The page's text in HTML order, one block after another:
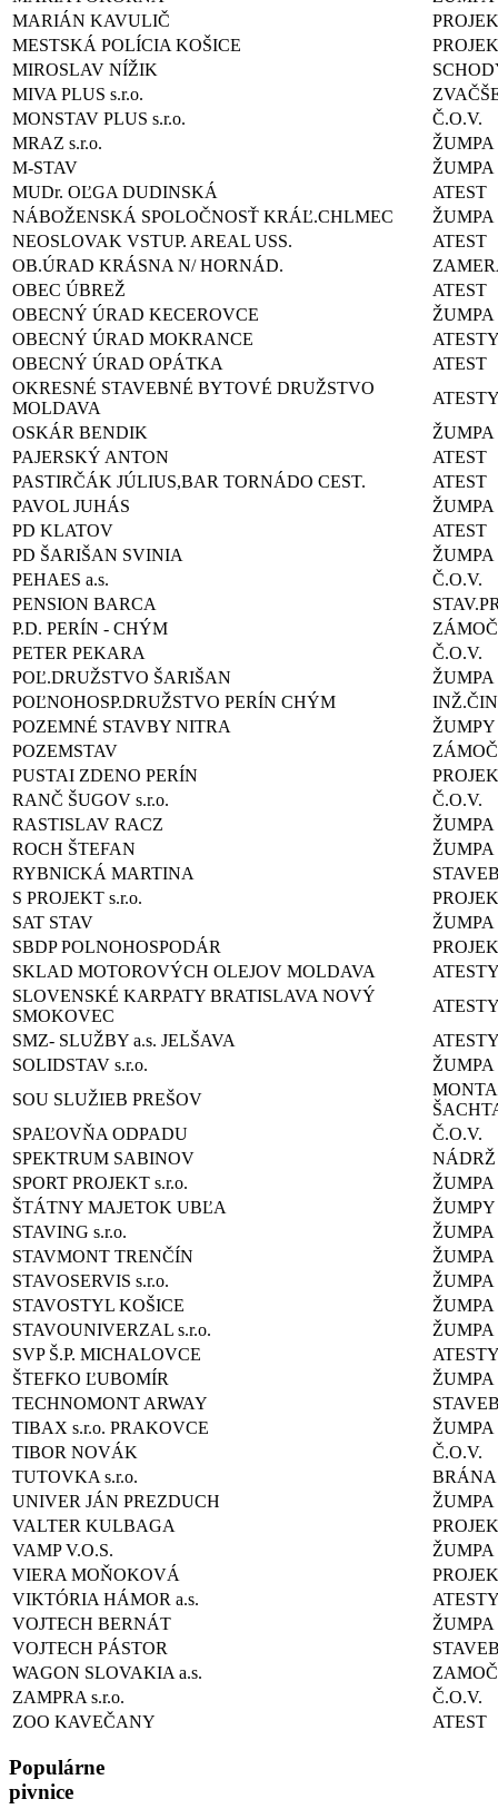
MARIÁN KAVULIČ
MESTSKÁ POLÍCIA KOŠICE
MIROSLAV NÍŽIK
MIVA PLUS s.r.o.
MONSTAV PLUS s.r.o.
Č.O.V.
MRAZ s.r.o.
ŽUMPA
M-STAV
ŽUMPA
MUDr. OĽGA DUDINSKÁ
ATEST
NÁBOŽENSKÁ SPOLOČNOSŤ KRÁĽ.CHLMEC
ŽUMPA
NEOSLOVAK VSTUP. AREAL USS.
ATEST
OB.ÚRAD KRÁSNA N/ HORNÁD.
OBEC ÚBREŽ
ATEST
OBECNÝ ÚRAD KECEROVCE
ŽUMPA
OBECNÝ ÚRAD MOKRANCE
OBECNÝ ÚRAD OPÁTKA
ATEST
OKRESNÉ STAVEBNÉ BYTOVÉ DRUŽSTVO
MOLDAVA
OSKÁR BENDIK
ŽUMPA
PAJERSKÝ ANTON
ATEST
PASTIRČÁK JÚLIUS,BAR TORNÁDO CEST.
ATEST
PAVOL JUHÁS
ŽUMPA
PD KLATOV
ATEST
PD ŠARIŠAN SVINIA
ŽUMPA
PEHAES a.s.
Č.O.V.
PENSION BARCA
P.D. PERÍN - CHÝM
PETER PEKARA
Č.O.V.
POĽ.DRUŽSTVO ŠARIŠAN
ŽUMPA
POĽNOHOSP.DRUŽSTVO PERÍN CHÝM
POZEMNÉ STAVBY NITRA
POZEMSTAV
PUSTAI ZDENO PERÍN
RANČ ŠUGOV s.r.o.
Č.O.V.
RASTISLAV RACZ
ŽUMPA
ROCH ŠTEFAN
ŽUMPA
RYBNICKÁ MARTINA
S PROJEKT s.r.o.
SAT STAV
ŽUMPA
SBDP POLNOHOSPODÁR
SKLAD MOTOROVÝCH OLEJOV MOLDAVA
SLOVENSKÉ KARPATY BRATISLAVA NOVÝ
SMOKOVEC
SMZ- SLUŽBY a.s. JELŠAVA
SOLIDSTAV s.r.o.
ŽUMPA
SOU SLUŽIEB PREŠOV
SPAĽOVŇA ODPADU
Č.O.V.
SPEKTRUM SABINOV
NÁDRŽ
SPORT PROJEKT s.r.o.
ŽUMPA
ŠTÁTNY MAJETOK UBĽA
ŽUMPY
STAVING s.r.o.
ŽUMPA
STAVMONT TRENČÍN
ŽUMPA
STAVOSERVIS s.r.o.
ŽUMPA
STAVOSTYL KOŠICE
ŽUMPA
STAVOUNIVERZAL s.r.o.
ŽUMPA
SVP Š.P. MICHALOVCE
ŠTEFKO ĽUBOMÍR
ŽUMPA
TECHNOMONT ARWAY
TIBAX s.r.o. PRAKOVCE
ŽUMPA
TIBOR NOVÁK
Č.O.V.
TUTOVKA s.r.o.
BRÁNA
UNIVER JÁN PREZDUCH
ŽUMPA
VALTER KULBAGA
VAMP V.O.S.
ŽUMPA
VIERA MOŇOKOVÁ
VIKTÓRIA HÁMOR a.s.
VOJTECH BERNÁT
ŽUMPA
VOJTECH PÁSTOR
WAGON SLOVAKIA a.s.
ZAMPRA s.r.o.
Č.O.V.
ZOO KAVEČANY
ATEST
Populárne
pivnice